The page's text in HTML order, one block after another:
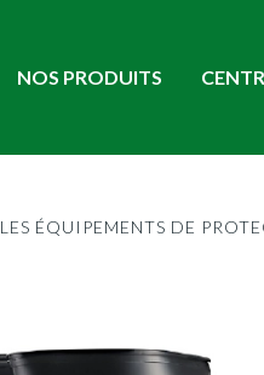
NOS PRODUITS
LES ÉQUIPEMENTS DE